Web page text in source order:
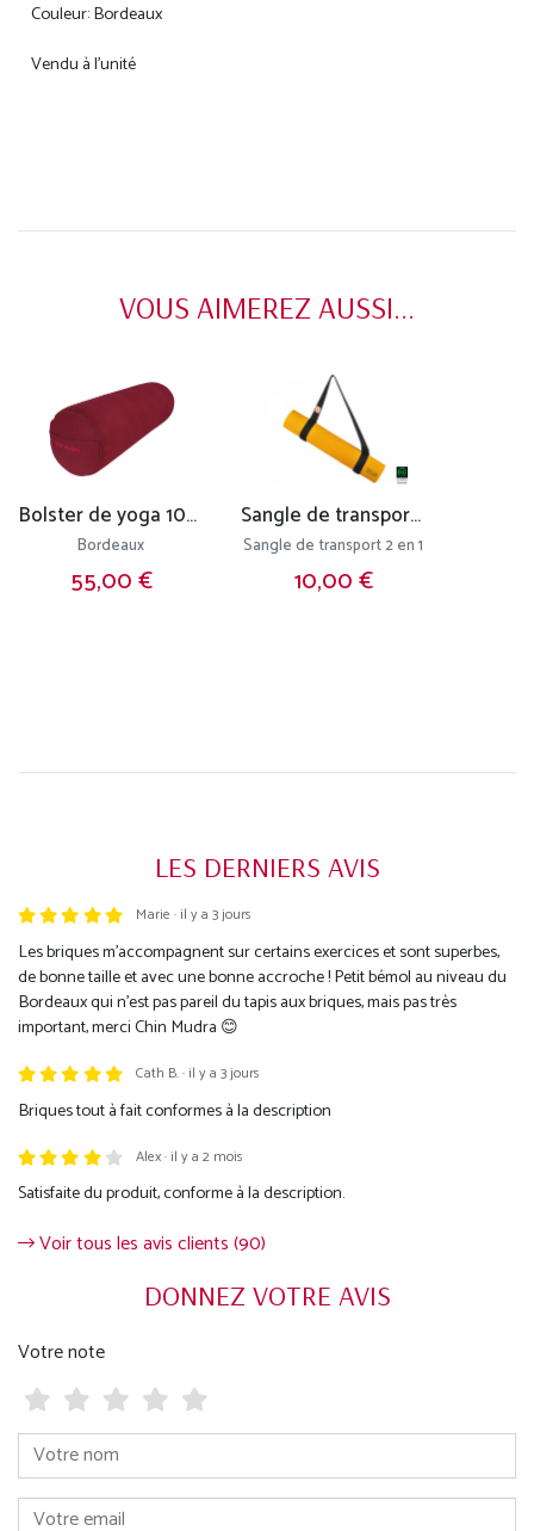
Couleur: Bordeaux
Vendu à l'unité
VOUS AIMEREZ AUSSI...
Bolster de yoga 100 % coton Bio 65 cm x 21 cm KAPOK
Bordeaux
55,00 €
Sangle de transport 2 en 1 - 100% coton Bio
Sangle de transport 2 en 1
10,00 €
LES DERNIERS AVIS
Trustpilot Marie · il y a 3 jours
Les briques m'accompagnent sur certains exercices et sont superbes,
de bonne taille et avec une bonne accroche ! Petit bémol au niveau du
Bordeaux qui n'est pas pareil du tapis aux briques, mais pas très
important, merci Chin Mudra 😊
Cath B. · il y a 3 jours
Briques tout à fait conformes à la description
Alex · il y a 2 mois
Satisfaite du produit, conforme à la description.
Voir tous les avis clients (90)
DONNEZ VOTRE AVIS
Votre note
Votre nom
Votre email